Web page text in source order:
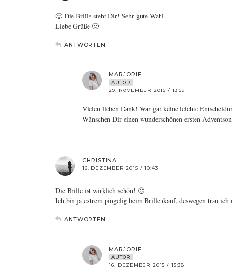
🙂 Die Brille steht Dir! Sehr gute Wahl.
Liebe Grüße 🙂
ANTWORTEN
MARJORIE
AUTOR
29. NOVEMBER 2015 / 13:59
Vielen lieben Dank! War gar keine leichte
Wünschen Dir einen wunderschönen ersten
CHRISTINA
16. DEZEMBER 2015 / 10:43
Die Brille ist wirklich schön! 🙂
Ich bin ja extrem pingelig beim Brillenkauf, deswegen trau ich
ANTWORTEN
MARJORIE
AUTOR
16. DEZEMBER 2015 / 15:38